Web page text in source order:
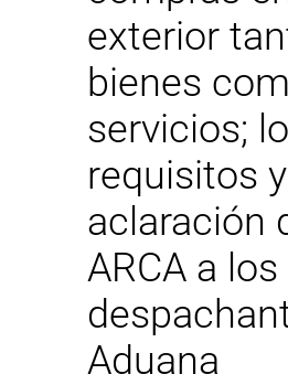
exterior
bienes
servicios;
requisitos
aclaración
ARCA a los
Aduana